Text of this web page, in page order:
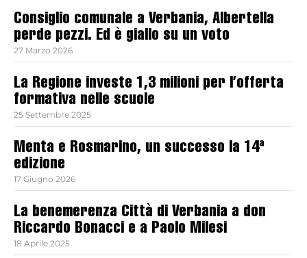
Consiglio comunale a Verbania, Albertella
perde pezzi. Ed è giallo su un voto
27 Marzo 2026
La Regione investe 1,3 milioni per l’offerta
formativa nelle scuole
25 Settembre 2025
Menta e Rosmarino, un successo la 14ª
edizione
17 Giugno 2026
La benemerenza Città di Verbania a don
Riccardo Bonacci e a Paolo Milesi
18 Aprile 2025